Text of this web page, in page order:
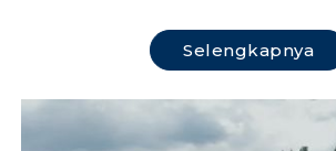
Selengkapnya